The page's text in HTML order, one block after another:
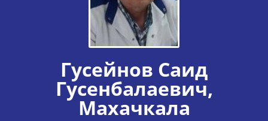
Гусейнов Саид
Гусенбалаевич,
Махачкала